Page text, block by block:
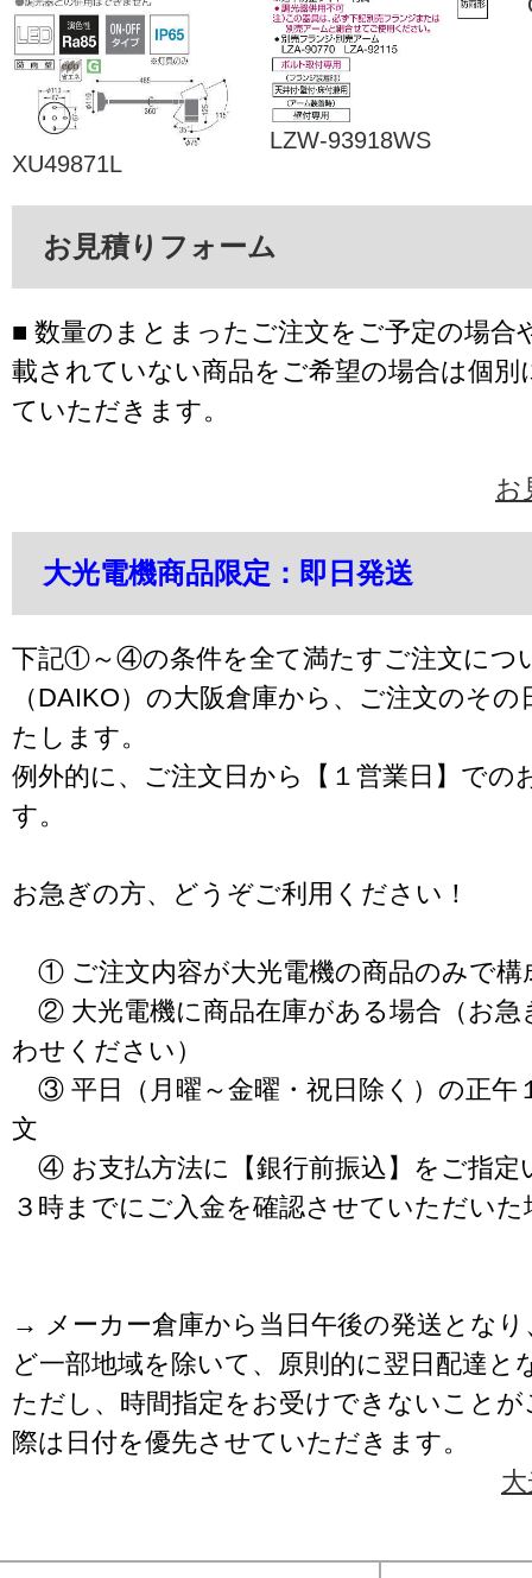
XU49871L
LZW-93918WS
お見積りフォーム
■ 数量のまとまったご注文をご予定の場合
載されていない商品をご希望の場合は個別
ていただきます。
お
大光電機商品限定：即日発送
下記①～④の条件を全て満たすご注文につ
（DAIKO）の大阪倉庫から、ご注文のそ
たします。
例外的に、ご注文日から【１営業日】での
す。
お急ぎの方、どうぞご利用ください！
① ご注文内容が大光電機の商品のみで構
② 大光電機に商品在庫がある場合（お急
わせください）
③ 平日（月曜～金曜・祝日除く）の正午
文
④ お支払方法に【銀行前振込】をご指定
３時までにご入金を確認させていただいた
→ メーカー倉庫から当日午後の発送となり
ど一部地域を除いて、原則的に翌日配達と
ただし、時間指定をお受けできないこと
際は日付を優先させていただきます。